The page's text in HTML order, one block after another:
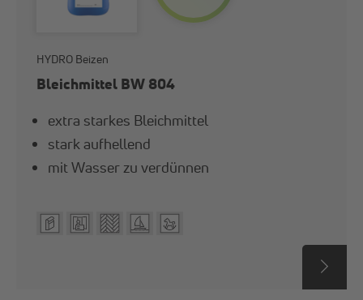
HYDRO Beizen
Bleichmittel BW 804
extra starkes Bleichmittel
stark aufhellend
mit Wasser zu verdünnen